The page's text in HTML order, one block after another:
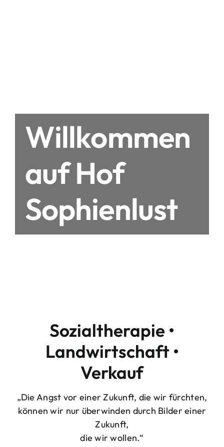
Willkommen
auf Hof
Sophienlust
Sozialtherapie •
Landwirtschaft •
Verkauf
„Die Angst vor einer Zukunft, die wir fürchten,
können wir nur überwinden durch Bilder einer
Zukunft,
die wir wollen.“